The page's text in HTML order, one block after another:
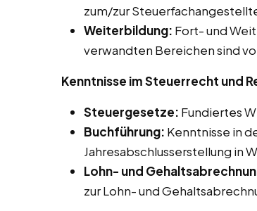
zum/zur
Weiterbildung: Fort- und
verwandten Bereichen sind
Kenntnisse im Steuerrecht und
Steuergesetze: Fundiertes
Buchführung: Kenntnisse in
Jahresabschlusserstellung in
Lohn- und
zur Lohn- und